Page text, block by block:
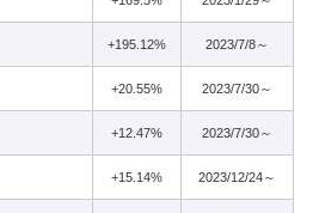
+195.12% 2023/7/8～
+20.55% 2023/7/30～
+12.47% 2023/7/30～
+15.14% 2023/12/24～